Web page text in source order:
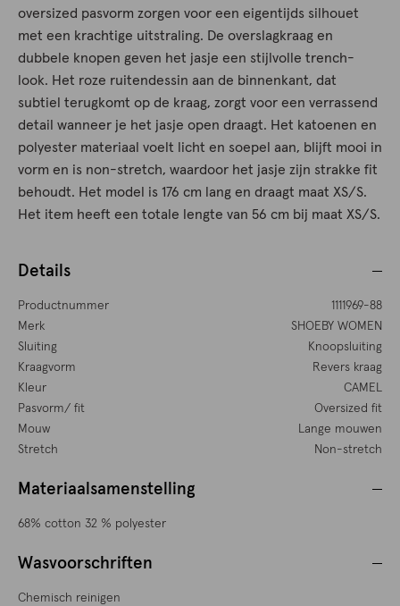
oversized pasvorm zorgen voor een eigentijds silhouet
met een krachtige uitstraling. De overslagkraag en
dubbele knopen geven het jasje een stijlvolle trench-
look. Het roze ruitendessin aan de binnenkant, dat
subtiel terugkomt op de kraag, zorgt voor een verrassend
detail wanneer je het jasje open draagt. Het katoenen en
polyester materiaal voelt licht en soepel aan, blijft mooi in
vorm en is non-stretch, waardoor het jasje zijn strakke fit
behoudt. Het model is 176 cm lang en draagt maat XS/S.
Het item heeft een totale lengte van 56 cm bij maat XS/S.
Details
Productnummer
1111969-88
Merk
SHOEBY WOMEN
Sluiting
Knoopsluiting
Kraagvorm
Revers kraag
Kleur
CAMEL
Pasvorm/ fit
Oversized fit
Mouw
Lange mouwen
Stretch
Non-stretch
Materiaalsamenstelling
68% cotton 32 % polyester
Wasvoorschriften
Chemisch reinigen